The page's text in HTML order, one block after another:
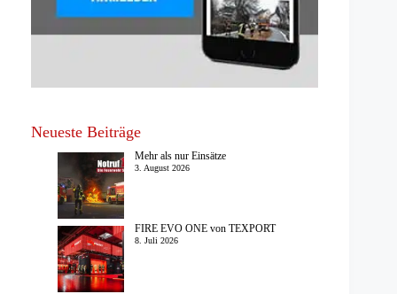
Neueste Beiträge
Mehr als nur Einsätze
3. August 2026
FIRE EVO ONE von TEXPORT
8. Juli 2026